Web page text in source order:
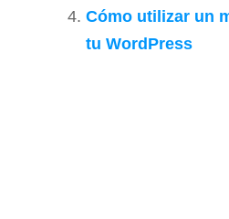
Cómo utilizar un
tu WordPress